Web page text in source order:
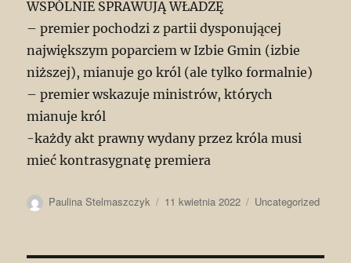
WSPÓLNIE SPRAWUJĄ WŁADZĘ
– premier pochodzi z partii dysponującej
największym poparciem w Izbie Gmin (izbie
niższej), mianuje go król (ale tylko formalnie)
– premier wskazuje ministrów, których
mianuje król
-każdy akt prawny wydany przez króla musi
mieć kontrasygnatę premiera
Autor
Paulina Stelmaszczyk
Data
11 kwietnia 2022 Kategorie
Uncategorized